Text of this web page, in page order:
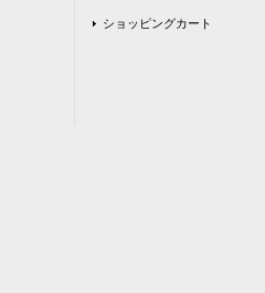
ショッピングカート